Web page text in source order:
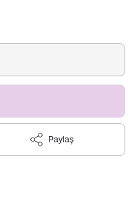
Paylaş